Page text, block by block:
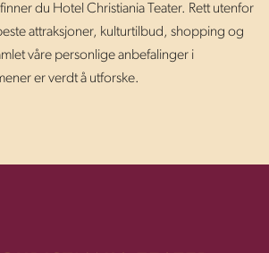
du Hotel Christiania Teater. Rett utenfor
attraksjoner, kulturtilbud, shopping og
våre personlige anbefalinger i
er verdt å utforske.